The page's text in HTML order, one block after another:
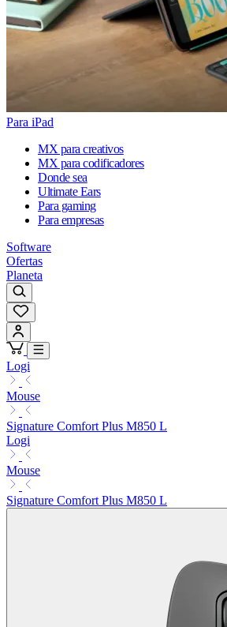
Para iPad
MX para creativos
MX para codificadores
Donde sea
Ultimate Ears
Para gaming
Para empresas
Software
Ofertas
Planeta
Logi
Mouse
Signature Comfort Plus M850 L
Logi
Mouse
Signature Comfort Plus M850 L